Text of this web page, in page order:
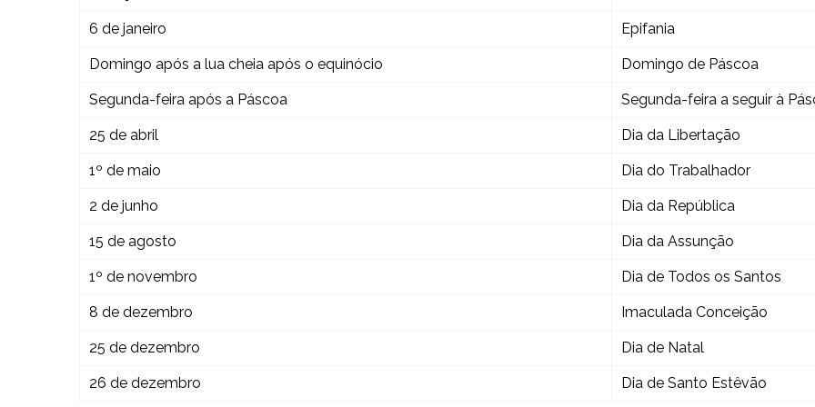
6 de janeiro Epifania
Domingo após a lua cheia após o equinócio Domingo de Páscoa
Segunda-feira após a Páscoa Segunda-feira a seguir à
25 de abril Dia da Libertação
1º de maio Dia do Trabalhador
2 de junho Dia da República
15 de agosto Dia da Assunção
1º de novembro Dia de Todos os Santos
8 de dezembro Imaculada Conceição
25 de dezembro Dia de Natal
26 de dezembro Dia de Santo Estêvão